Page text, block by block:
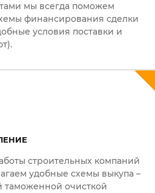
мы всегда поможем
финансирования сделки
условия поставки и
строительных компаний
удобные схемы выкупа –
таможенной очисткой
И НАШИ ЭКСПЕРТЫ
ИНТЕРЕСУЮЩИЕ ВАС